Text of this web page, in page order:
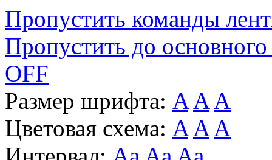
Пропустить команды
Пропустить до основного
OFF
Размер шрифта: A A A
Цветовая схема: A A A